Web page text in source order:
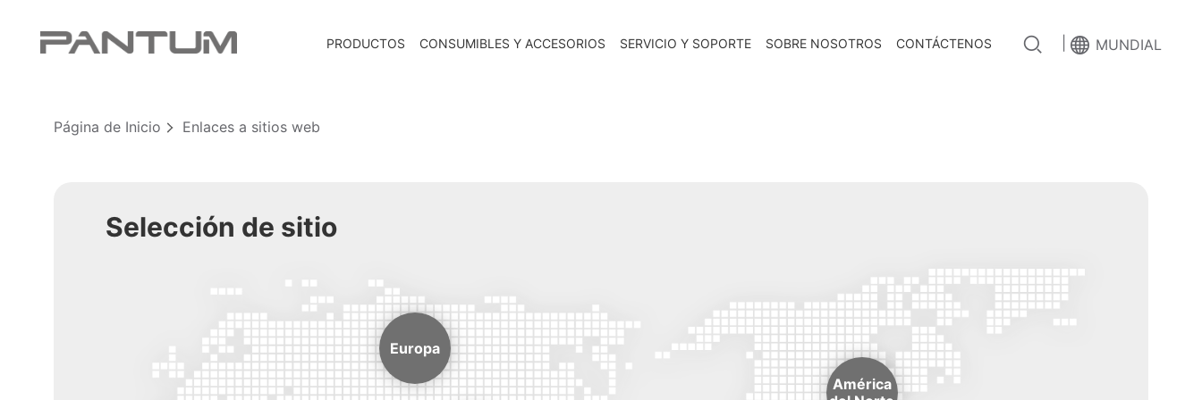
MUNDIAL
PRODUCTOS CONSUMIBLES Y ACCESORIOS SERVICIO Y SOPORTE SOBRE NOSOTROS CONTÁCTENOS
Página de Inicio Enlaces a sitios web
Selección de sitio
Europa
América